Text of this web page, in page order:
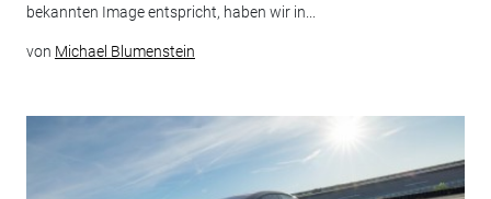
bekannten Image entspricht, haben wir in...
von Michael Blumenstein